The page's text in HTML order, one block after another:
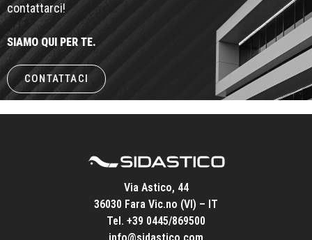
contattarci!
SIAMO QUI PER TE.
CONTATTACI
Via Astico, 44
36030 Fara Vic.no (VI) – IT
Tel. +39 0445/869500